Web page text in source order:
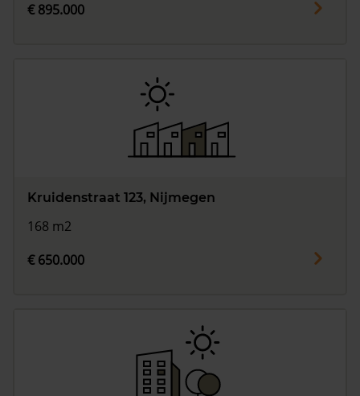
€ 895.000
Kruidenstraat 123, Nijmegen
168 m2
€ 650.000